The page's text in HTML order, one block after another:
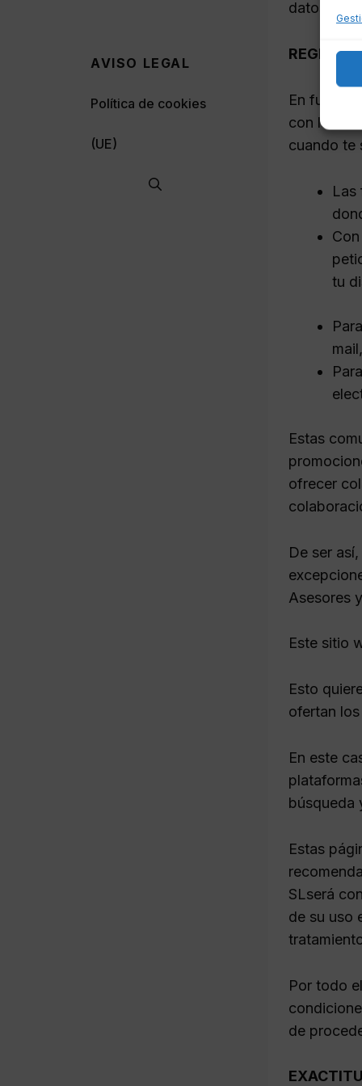
datos
En
con las
cuando te
Las
tu
Estas
ofrecer
De ser
Asesores
Este sitio
Esto
ofertan
En este
búsqueda
Estas
SLserá
de su uso
Por todo
de
AVISO LEGAL
Política de cookies
(UE)